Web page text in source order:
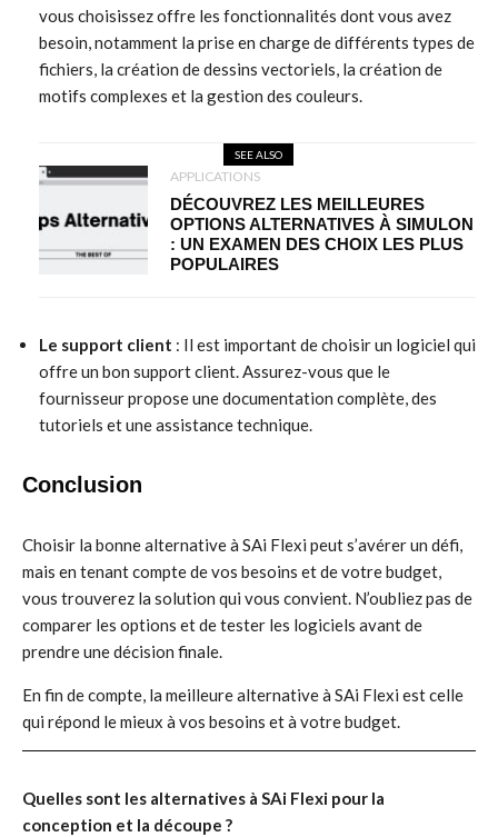
vous choisissez offre les fonctionnalités dont vous avez
besoin, notamment la prise en charge de différents types de
fichiers, la création de dessins vectoriels, la création de
motifs complexes et la gestion des couleurs.
SEE ALSO
APPLICATIONS
DÉCOUVREZ LES MEILLEURES
OPTIONS ALTERNATIVES À SIMULON
: UN EXAMEN DES CHOIX LES PLUS
POPULAIRES
Le support client : Il est important de choisir un logiciel qui
offre un bon support client. Assurez-vous que le
fournisseur propose une documentation complète, des
tutoriels et une assistance technique.
Conclusion
Choisir la bonne alternative à SAi Flexi peut s’avérer un défi,
mais en tenant compte de vos besoins et de votre budget,
vous trouverez la solution qui vous convient. N’oubliez pas de
comparer les options et de tester les logiciels avant de
prendre une décision finale.
En fin de compte, la meilleure alternative à SAi Flexi est celle
qui répond le mieux à vos besoins et à votre budget.
Quelles sont les alternatives à SAi Flexi pour la
conception et la découpe ?